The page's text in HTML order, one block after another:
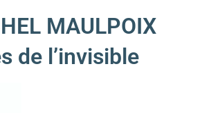
MAULPOIX
de l’invisible